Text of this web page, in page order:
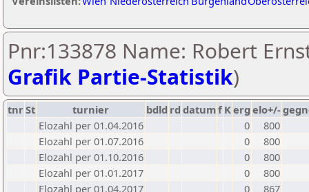
Pnr:133878 Name: Robert
Grafik Partie-Statistik)
tnrSt turnier bdld rd datumf Kerg elo+/-
Elozahl per 01.04.2016
0
800
Elozahl per 01.07.2016
0
800
Elozahl per 01.10.2016
0
800
Elozahl per 01.01.2017
0
800
Elozahl per 01.04.2017
0
867